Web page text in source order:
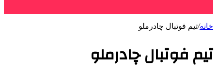
خانه/تیم فوتبال چادرملو
تیم فوتبال چادرملو